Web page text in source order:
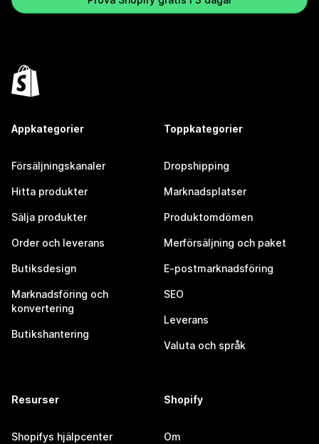
Appkategorier
Försäljningskanaler
Hitta produkter
Sälja produkter
Order och leverans
Butiksdesign
Marknadsföring och
konvertering
Butikshantering
Toppkategorier
Dropshipping
Marknadsplatser
Produktomdömen
Merförsäljning och paket
E-postmarknadsföring
SEO
Leverans
Valuta och språk
Resurser
Shopifys hjälpcenter
Shopify
Om